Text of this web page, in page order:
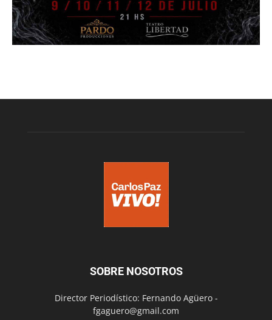
SOBRE NOSOTROS
Director Periodístico: Fernando Agüero -
fgaguero@gmail.com